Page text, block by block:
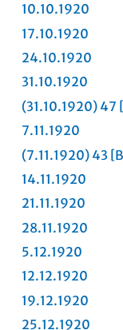
10.10.1920
17.10.1920
24.10.1920
31.10.1920
(31.10.1920) 47
7.11.1920
(7.11.1920) 43
14.11.1920
21.11.1920
28.11.1920
5.12.1920
12.12.1920
19.12.1920
25.12.1920